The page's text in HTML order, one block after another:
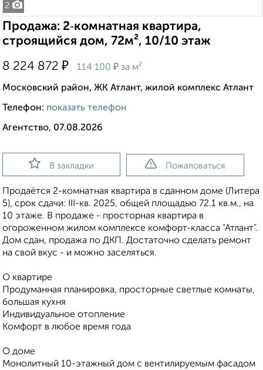
2
Продажа: 2‑комнатная квартира,
строящийся дом, 72м², 10/10 этаж
8 224 872 ₽ 114 100 ₽ за м²
Московский район, ЖК Атлант, жилой комплекс Атлант
Телефон: показать телефон
Агентство, 07.08.2026
В закладки Пожаловаться
Продаётся 2-комнатная квартира в сданном доме (Литера
5), срок сдачи: III-кв. 2025, общей площадью 72.1 кв.м., на
10 этаже. В продаже - просторная квартира в
огороженном жилом комплексе комфорт-класса "Атлант".
Дом сдан, продажа по ДКП. Достаточно сделать ремонт
на свой вкус - и можно заселяться.
О квартире
Продуманная планировка, просторные светлые комнаты,
большая кухня
Индивидуальное отопление
Комфорт в любое время года
О доме
Монолитный 10-этажный дом с вентилируемым фасадом